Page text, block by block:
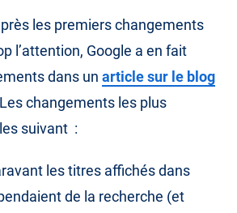
les premiers changements
l’attention, Google a en fait
dans un article sur le blog
changements les plus
suivant :
les titres affichés dans
de la recherche (et